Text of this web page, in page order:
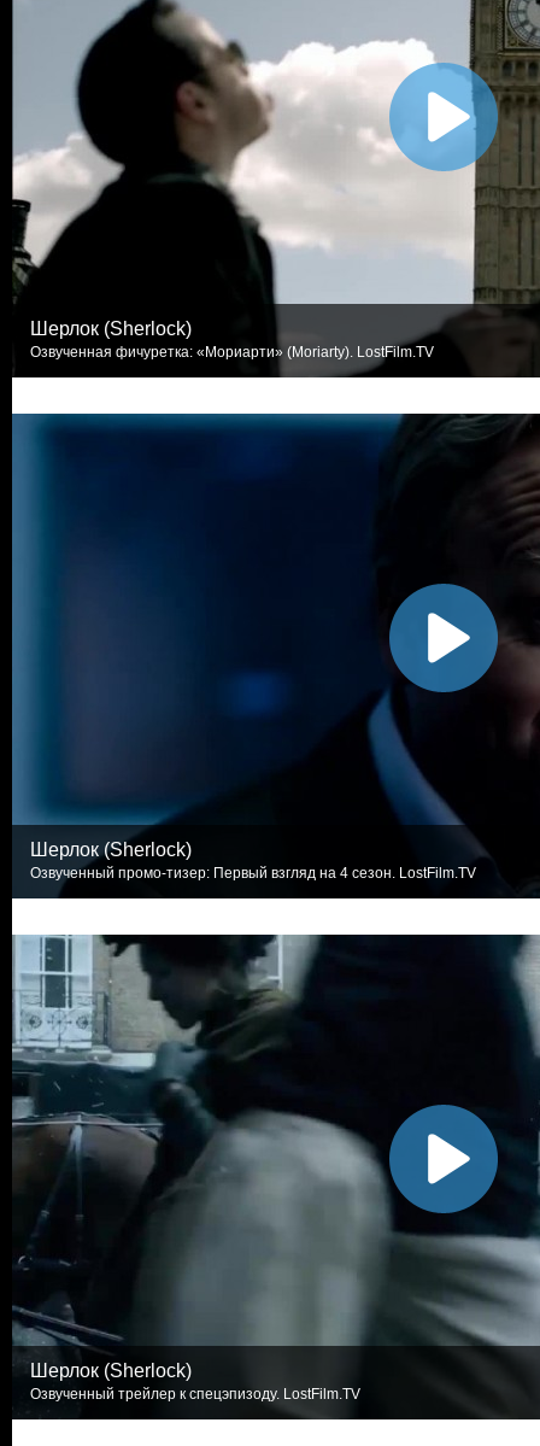
Шерлок (Sherlock)
Озвученная фичуретка: «Мориарти» (Moriarty). LostFilm.TV
Шерлок (Sherlock)
Озвученный промо-тизер: Первый взгляд на 4 сезон. LostFilm.TV
Шерлок (Sherlock)
Озвученный трейлер к спецэпизоду. LostFilm.TV